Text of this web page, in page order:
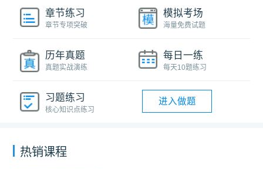
章节练习
章节专项突破
模拟考场
海量免费试题
历年真题
真题实战演练
每日一练
每天10题练习
习题练习
核心知识点练习
进入做题
热销课程